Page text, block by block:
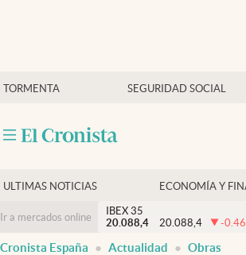
TORMENTA SEGURIDAD SOCIAL
Economía y finanzas
Criptomonedas
ULTIMAS NOTICIAS ECONOMÍA Y
Ir a mercados online
IBEX 35
20.088,4
20.088,4 -0.46
Cronista España Actualidad Obras